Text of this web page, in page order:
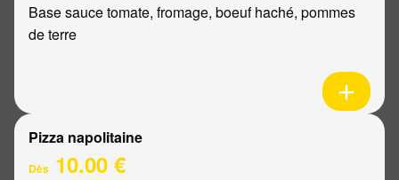
Base sauce tomate, fromage, boeuf haché, pommes
de terre
Pizza napolitaine
Dès 10.00 €